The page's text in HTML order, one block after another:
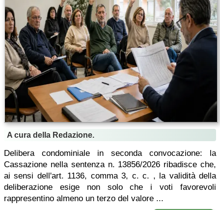
A cura della Redazione.
Delibera condominiale in seconda convocazione: la
Cassazione nella sentenza n. 13856/2026 ribadisce che,
ai sensi dell'art. 1136, comma 3, c. c. , la validità della
deliberazione esige non solo che i voti favorevoli
rappresentino almeno un terzo del valore ...